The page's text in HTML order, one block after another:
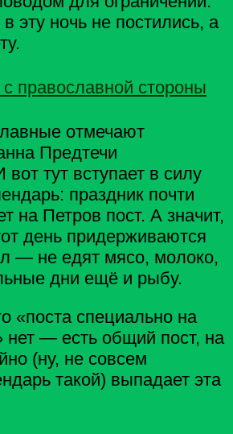
эту ночь не постились, а
православной стороны
отмечают
Предтечи
вот тут вступает в силу
праздник почти
на Петров пост. А значит,
день придерживаются
— не едят мясо, молоко,
дни ещё и рыбу.
«поста специально на
нет — есть общий пост, на
(ну, не совсем
такой) выпадает эта